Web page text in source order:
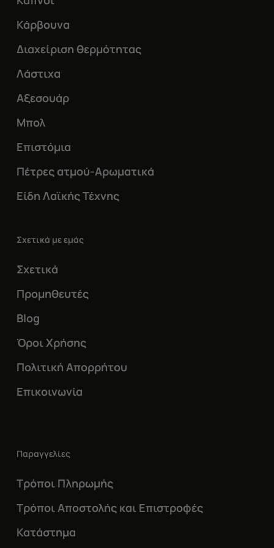
Κάρβουνα
Διαχείριση θερμότητας
Λάστιχα
Αξεσουάρ
Μπολ
Επιστόμια
Πέτρες ατμού-Αρωματικά
Είδη Λαϊκής Τέχνης
Σχετικά με εμάς
Σχετικά
Προμηθευτές
Blog
Όροι Χρήσης
Πολιτική Απορρήτου
Επικοινωνία
Παραγγελίες
Τρόποι Πληρωμής
Τρόποι Αποστολής και Επιστροφές
Κατάστημα